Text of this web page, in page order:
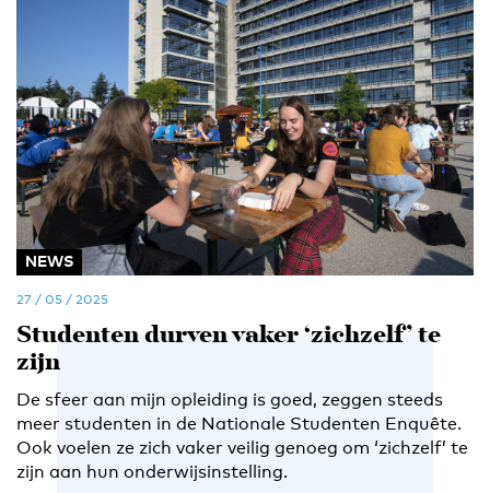
NEWS
27 / 05 / 2025
Studenten durven vaker ‘zichzelf’ te
zijn
De sfeer aan mijn opleiding is goed, zeggen steeds
meer studenten in de Nationale Studenten Enquête.
Ook voelen ze zich vaker veilig genoeg om ‘zichzelf’ te
zijn aan hun onderwijsinstelling.